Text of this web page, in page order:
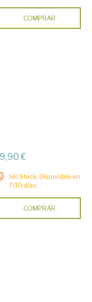
COMPRAR
€
Sin Stock. Disponible en
7/10 días.
COMPRAR